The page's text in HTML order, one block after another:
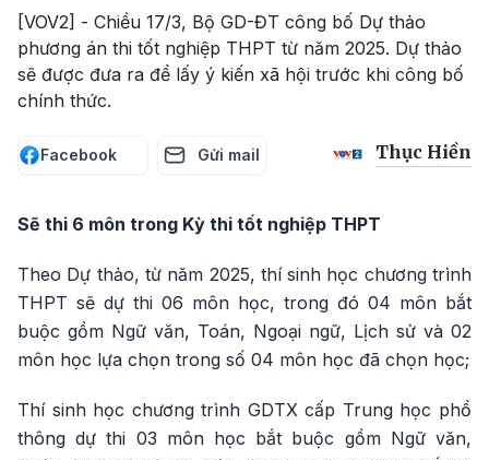
[VOV2] - Chiều 17/3, Bộ GD-ĐT công bố Dự thảo
phương án thi tốt nghiệp THPT từ năm 2025. Dự thảo
sẽ được đưa ra để lấy ý kiến xã hội trước khi công bố
chính thức.
Facebook Gửi mail Thục Hiền
Sẽ thi 6 môn trong Kỳ thi tốt nghiệp THPT
Theo Dự thảo, từ năm 2025, thí sinh học chương trình
THPT sẽ dự thi 06 môn học, trong đó 04 môn bắt
buộc gồm Ngữ văn, Toán, Ngoại ngữ, Lịch sử và 02
môn học lựa chọn trong số 04 môn học đã chọn học;
Thí sinh học chương trình GDTX cấp Trung học phổ
thông dự thi 03 môn học bắt buộc gồm Ngữ văn,